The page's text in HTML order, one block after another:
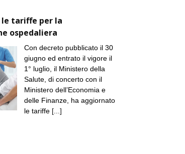
tariffe per la
ospedaliera
Con decreto pubblicato il 30
giugno ed entrato il vigore il
1° luglio, il Ministero della
Salute, di concerto con il
Ministero dell’Economia e
delle Finanze, ha aggiornato
le tariffe [...]